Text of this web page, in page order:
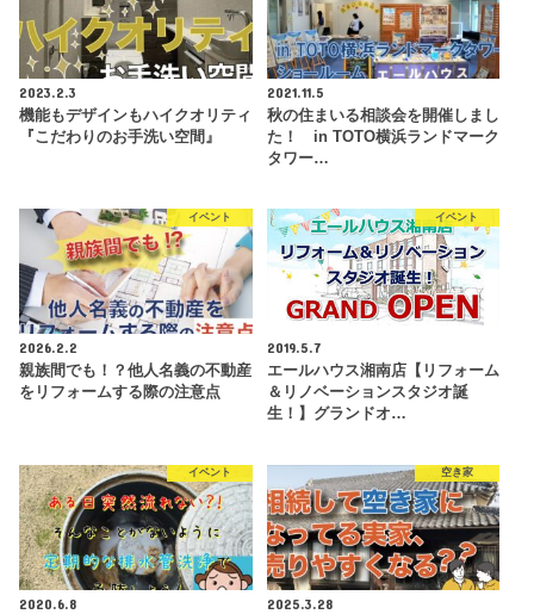
2023.2.3
機能もデザインもハイクオリティ
『こだわりのお手洗い空間』
2021.11.5
秋の住まいる相談会を開催しまし
た！ in TOTO横浜ランドマーク
タワー…
イベント
2026.2.2
親族間でも！？他人名義の不動産
をリフォームする際の注意点
イベント
2019.5.7
エールハウス湘南店【リフォーム
＆リノベーションスタジオ誕
生！】グランドオ…
イベント
2020.6.8
空き家
2025.3.28